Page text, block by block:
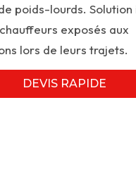
poids-lourds. Solution
exposés aux
lors de leurs trajets.
DEVIS RAPIDE